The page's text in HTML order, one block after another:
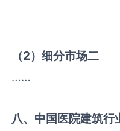
（2）细分市场二
……
八、中国 医院建筑行